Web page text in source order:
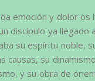
emoción y dolor
discípulo ya
su espíritu noble,
su
y su obra de